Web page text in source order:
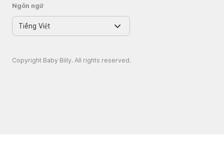
Ngôn ngữ
Copyright Baby Billy. All rights reserved.